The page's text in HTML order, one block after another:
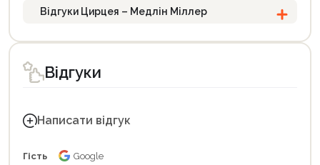
Відгуки Цирцея – Медлін Міллер
Відгуки
Написати відгук
Гість Google